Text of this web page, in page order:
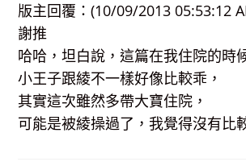
版主回覆：(10/09/2013 05:53:12
謝推
哈哈，坦白說，這篇在我住院的時
小王子跟綾不一樣好像比較乖，
其實這次雖然多帶大寶住院，
可能是被綾操過了，我覺得沒有比